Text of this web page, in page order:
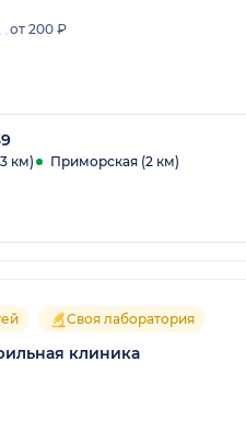
от 200 ₽
км) Приморская (2 км)
Своя лаборатория
клиника